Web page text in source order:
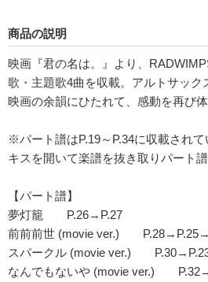
商品の説明
映画『君の名は。』より、
歌・主題歌4曲を収載。アルトサック
映画の余韻にひたれて、感動を再び
※パート譜はP.19～P.34に収載され
キスを開いて楽譜を抜き取りパート
【パート譜】
夢灯籠 P.26→P.27
前前前世 (movie ver.)
スパークル (movie ver.)
なんでもないや (movie ver.)